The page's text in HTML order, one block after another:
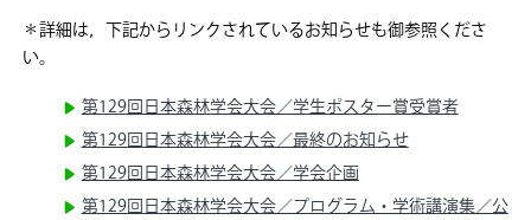
＊詳細は，下記からリンクされているお知らせも御参照くださ
い。
第129回日本森林学会大会／学生ポスター賞受賞者
第129回日本森林学会大会／最終のお知らせ
第129回日本森林学会大会／学会企画
第129回日本森林学会大会／プログラム・学術講演集／公